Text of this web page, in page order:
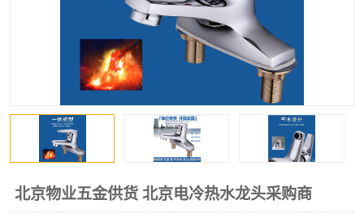
北京物业五金供货 北京电冷热水龙头采购商